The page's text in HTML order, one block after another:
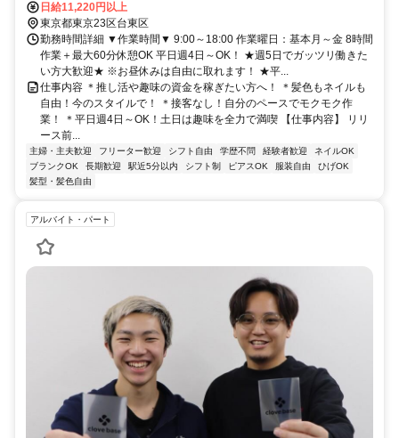
分
日給11,220円以上
東京都東京23区台東区
勤務時間詳細 ▼作業時間▼ 9:00～18:00 作業曜日：基本月～金 8時間
作業＋最大60分休憩OK 平日週4日～OK！ ★週5日でガッツリ働きた
い方大歓迎★ ※お昼休みは自由に取れます！ ★平...
仕事内容 ＊推し活や趣味の資金を稼ぎたい方へ！ ＊髪色もネイルも
自由！今のスタイルで！ ＊接客なし！自分のペースでモクモク作
業！ ＊平日週4日～OK！土日は趣味を全力で満喫 【仕事内容】 リリ
ース前...
主婦・主夫歓迎 フリーター歓迎 シフト自由 学歴不問 経験者歓迎
ネイルOK
ブランクOK
長期歓迎 駅近5分以内 シフト制 ピアスOK 服装自由
ひげOK
髪型・髪色自由
アルバイト・パート